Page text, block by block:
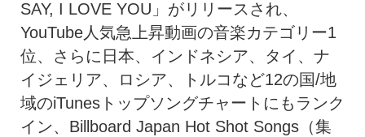
SAY, I LOVE YOU」がリリースされ、
YouTube人気急上昇動画の音楽カテゴリー1
位、さらに日本、インドネシア、タイ、ナ
イジェリア、ロシア、トルコなど12の国/地
域のiTunesトップソングチャートにもランク
イン、Billboard Japan Hot Shot Songs（集